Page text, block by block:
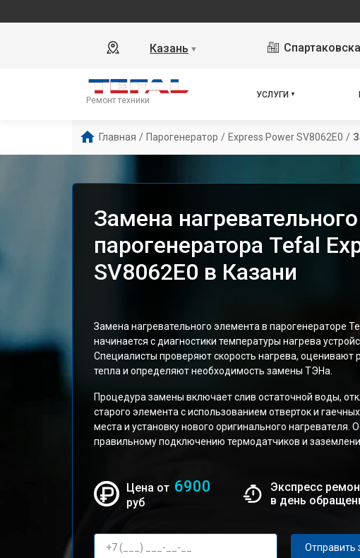
Казань ▼
Ремонт техники
УСЛУГИ
Главная / Парогенератор / Express Power SV8062E0 /
Замена
парогенератора Tefal
SV8062E0 в Казани
Замена нагревательного элемента в парогенераторе
начинается с диагностики температуры нагрева
Специалисты проверяют скорость нагрева, оценивают
тепла и определяют необходимость замены ТЭНа.
Процедура замены включает слив остаточной воды,
старого элемента с использованием отверток и
места и установку нового оригинального нагревателя.
правильному подключению термодатчиков и
Цена от 6900
руб
Экспресс
в день
Отправить